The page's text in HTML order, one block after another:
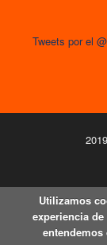
Tweets por el
Utilizamos
experiencia